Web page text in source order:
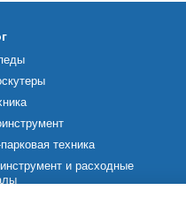
техника
и расходные